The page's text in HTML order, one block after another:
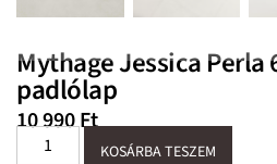
Mythage Jessica Perla
padlólap
10 990Ft
KOSÁRBA TESZEM